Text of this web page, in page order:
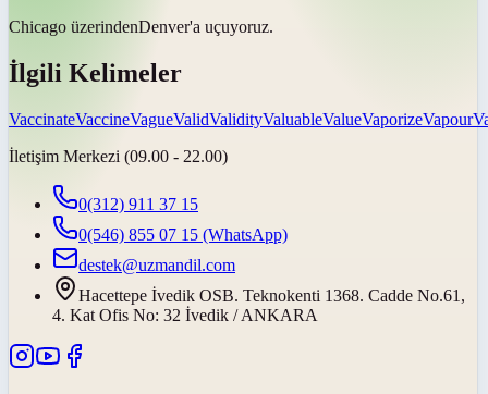
Chicago üzerindenDenver'a uçuyoruz.
İlgili Kelimeler
VaccinateVaccineVagueValidValidityValuableValueVaporizeVapour
İletişim Merkezi (09.00 - 22.00)
0(312) 911 37 15
0(546) 855 07 15 (WhatsApp)
destek@uzmandil.com
Hacettepe İvedik OSB. Teknokenti 1368. Cadde No.61,
4. Kat Ofis No: 32 İvedik / ANKARA